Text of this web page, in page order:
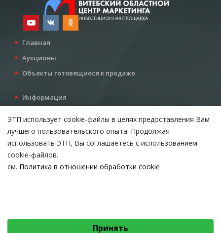
Главная
Аукционы
Объекты готовящиеся к продаже
Информация
Контакты
Возникли вопросы?
© 2026 Коммунальное консалтинговое унитарное предприятие
ЭТП использует cookie-файлы в целях предоставления Вам
лучшего пользовательского опыта. Продолжая
использовать ЭТП, Вы соглашаетесь с использованием
cookie-файлов.
см. Политика в отношении обработки cookie
Принять